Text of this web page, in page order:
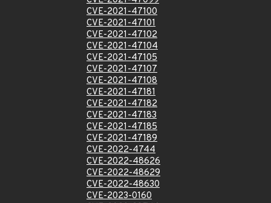
CVE-2021-47100
CVE-2021-47101
CVE-2021-47102
CVE-2021-47104
CVE-2021-47105
CVE-2021-47107
CVE-2021-47108
CVE-2021-47181
CVE-2021-47182
CVE-2021-47183
CVE-2021-47185
CVE-2021-47189
CVE-2022-4744
CVE-2022-48626
CVE-2022-48629
CVE-2022-48630
CVE-2023-0160